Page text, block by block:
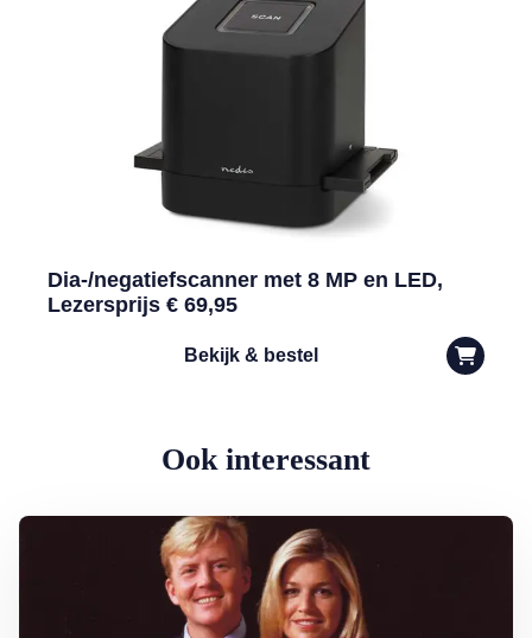
Dia-/negatiefscanner met 8 MP en LED,
Lezersprijs € 69,95
Bekijk & bestel
Ook interessant
Lees meer over Hoe Máxima met één zin heel Nederland inpakte…